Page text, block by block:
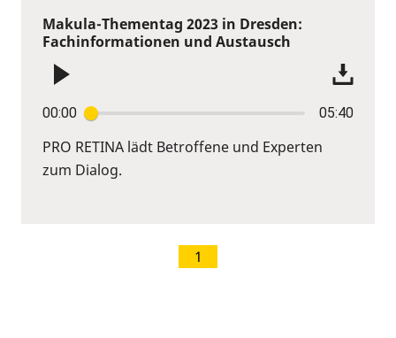
Makula-Thementag 2023 in Dresden:
Fachinformationen und Austausch
00:00 05:40
PRO RETINA lädt Betroffene und Experten
zum Dialog.
1